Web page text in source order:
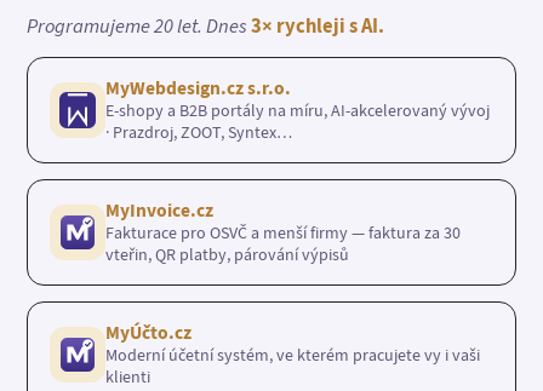
Programujeme 20 let. Dnes3× rychleji s AI.
MyWebdesign.cz s.r.o.
E-shopy a B2B portály na míru, AI-akcelerovaný vývoj
· Prazdroj, ZOOT, Syntex…
MyInvoice.cz
Fakturace pro OSVČ a menší firmy — faktura za 30
vteřin, QR platby, párování výpisů
MyÚčto.cz
Moderní účetní systém, ve kterém pracujete vy i vaši
klienti